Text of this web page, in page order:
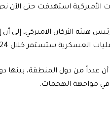
استهدفت حتى الآن نحو 2000 هدف وأدت إلى إغراق 20 سفينة عسكرية
ستستمر خلال 24 إلى 48 ساعة المقبلة مع توسيع الضربات ضد المنشآت الإيرانية.
أن عدداً من دول المنطقة، بينها
في مواجهة الهجمات.